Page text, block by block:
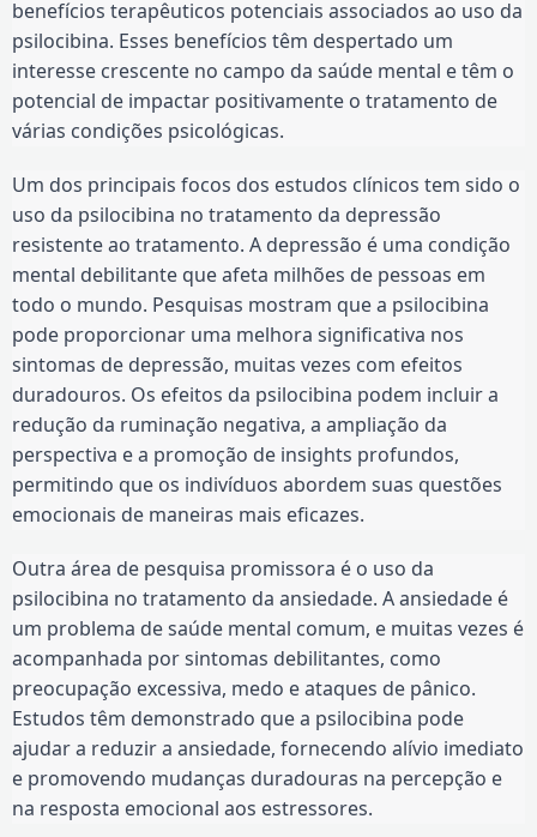
benefícios terapêuticos potenciais associados ao uso da
psilocibina. Esses benefícios têm despertado um
interesse crescente no campo da saúde mental e têm o
potencial de impactar positivamente o tratamento de
várias condições psicológicas.
Um dos principais focos dos estudos clínicos tem sido o
uso da psilocibina no tratamento da depressão
resistente ao tratamento. A depressão é uma condição
mental debilitante que afeta milhões de pessoas em
todo o mundo. Pesquisas mostram que a psilocibina
pode proporcionar uma melhora significativa nos
sintomas de depressão, muitas vezes com efeitos
duradouros. Os efeitos da psilocibina podem incluir a
redução da ruminação negativa, a ampliação da
perspectiva e a promoção de insights profundos,
permitindo que os indivíduos abordem suas questões
emocionais de maneiras mais eficazes.
Outra área de pesquisa promissora é o uso da
psilocibina no tratamento da ansiedade. A ansiedade é
um problema de saúde mental comum, e muitas vezes é
acompanhada por sintomas debilitantes, como
preocupação excessiva, medo e ataques de pânico.
Estudos têm demonstrado que a psilocibina pode
ajudar a reduzir a ansiedade, fornecendo alívio imediato
e promovendo mudanças duradouras na percepção e
na resposta emocional aos estressores.